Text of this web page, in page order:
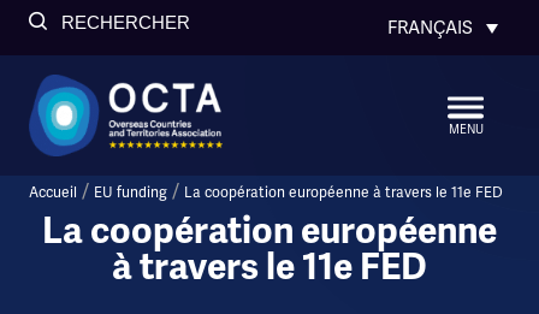
RECHERCHER FRANÇAIS
MENU
Accueil / EU funding / La coopération européenne à travers le 11e FED
La coopération européenne
à travers le 11e FED